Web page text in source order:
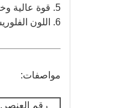
5. قوة عالية وخفيفة الوزن ، وتشكيل جيد ، واستخدامات واسعة جدا.
6. اللون الفلوريسنت الساطع مناسب لملابس السلامة المرورية.
مواصفات:
رقم العنصر.